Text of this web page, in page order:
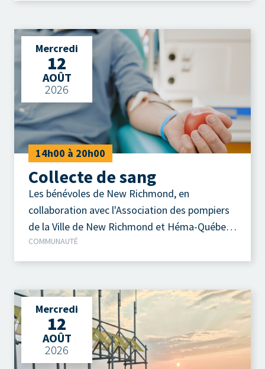
Mercredi
12
AOÛT
2026
14h00 à 20h00
Collecte de sang
Les bénévoles de New Richmond, en
collaboration avec l'Association des pompiers
de la Ville de New Richmond et Héma-Québec,
vous invitent à participer à la prochaine
collecte de sang qui se tiendra le mercredi 12
communautaire Adrien-Gauvreau.
COMMUNAUTÉ
Mercredi
12
AOÛT
2026